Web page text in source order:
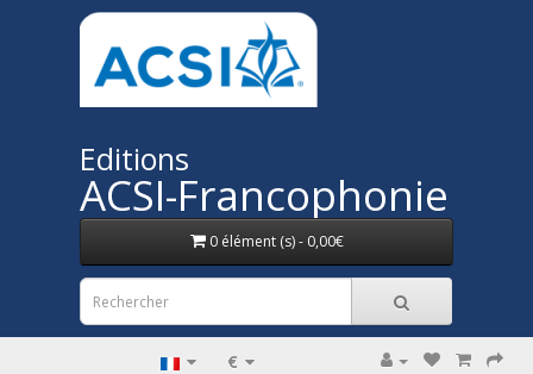
Editions
ACSI-Francophonie
0 élément (s) - 0,00€
€